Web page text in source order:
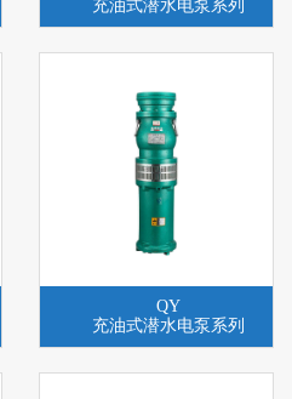
充油式潜水电泵系列
QY
充油式潜水电泵系列